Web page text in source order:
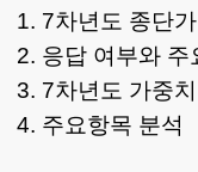
1. 7차년도 종단
2. 응답 여부와 주
3. 7차년도 가중
4. 주요항목 분석